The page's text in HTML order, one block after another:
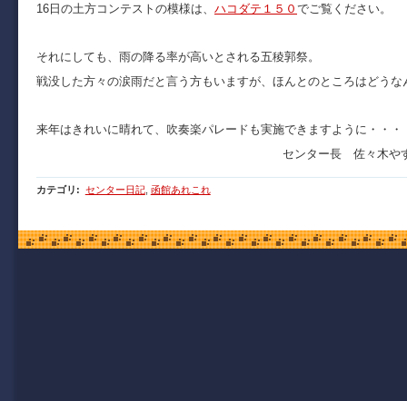
16日の土方コンテストの模様は、 ハコダテ１５０ でご覧ください。
それにしても、雨の降る率が高いとされる五稜郭祭。
戦没した方々の涙雨だと言う方もいますが、ほんとのところはどうな
来年はきれいに晴れて、吹奏楽パレードも実施できますように・・・
センター長 佐々木や
カテゴリ : センター日記, 函館あれこれ
Copyright (C) 2009 函館市青年センター. All Rights Reserved.